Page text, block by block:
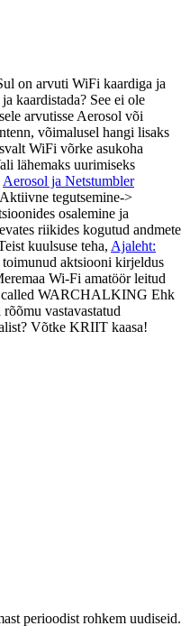
on arvuti WiFi kaardiga ja
kaardistada? See ei ole
arvutisse Aerosol või
võimalusel hangi lisaks
WiFi võrke asukoha
lähemaks uurimiseks
Aerosol ja Netstumbler
tegutsemine->
osalemine ja
riikides kogutud andmete
kuulsuse teha, Ajaleht:
toimunud aktsiooni kirjeldus
Wi-Fi amatöör leitud
called WARCHALKING Ehk
vastavastatud
Võtke KRIIT kaasa!
perioodist rohkem uudiseid.